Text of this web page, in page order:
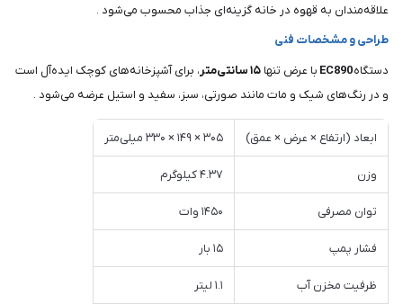
علاقه‌مندان به قهوه در خانه گزینه‌ای جذاب محسوب می‌شود .
طراحی و مشخصات فنی
دستگاه
با عرض تنها ۱۵ سانتی‌متر
، برای آشپزخانه‌های کوچک ایده‌آل است
و در رنگ‌های شیک و مات مانند صورتی، سبز، سفید و استیل عرضه می‌شود .
ابعاد (ارتفاع × عرض × عمق) ۳۰۵ × ۱۴۹ × ۳۳۰ میلی‌متر
وزن ۴.۳۷ کیلوگرم
توان مصرفی ۱۴۵۰ وات
فشار پمپ ۱۵ بار
ظرفیت مخزن آب ۱.۱ لیتر